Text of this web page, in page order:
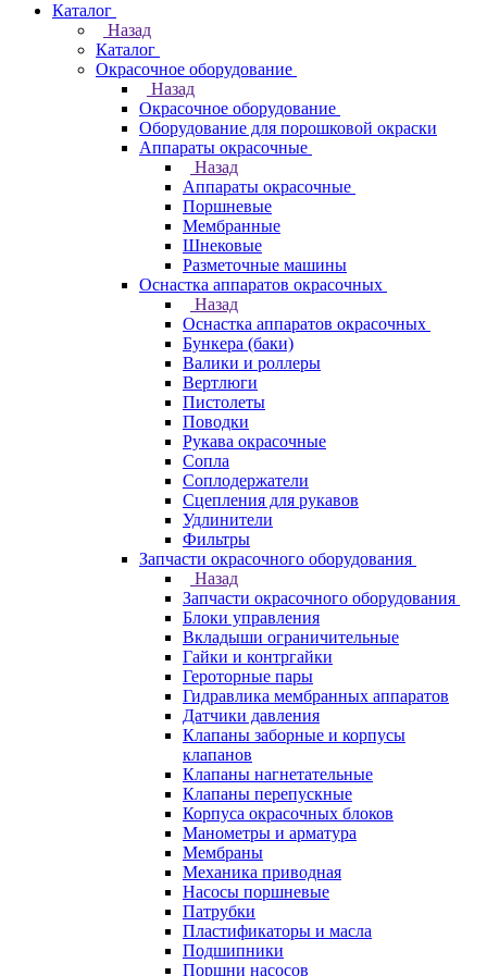
Каталог
Назад
Каталог
Окрасочное оборудование
Назад
Окрасочное оборудование
Оборудование для порошковой окраски
Аппараты окрасочные
Назад
Аппараты окрасочные
Поршневые
Мембранные
Шнековые
Разметочные машины
Оснастка аппаратов окрасочных
Назад
Оснастка аппаратов окрасочных
Бункера (баки)
Валики и роллеры
Вертлюги
Пистолеты
Поводки
Рукава окрасочные
Сопла
Соплодержатели
Сцепления для рукавов
Удлинители
Фильтры
Запчасти окрасочного оборудования
Назад
Запчасти окрасочного оборудования
Блоки управления
Вкладыши ограничительные
Гайки и контргайки
Героторные пары
Гидравлика мембранных аппаратов
Датчики давления
Клапаны заборные и корпусы
клапанов
Клапаны нагнетательные
Клапаны перепускные
Корпуса окрасочных блоков
Манометры и арматура
Мембраны
Механика приводная
Насосы поршневые
Патрубки
Пластификаторы и масла
Подшипники
Поршни насосов